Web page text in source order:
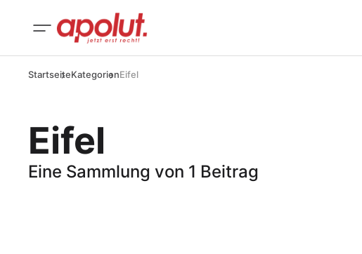
StartseiteKategorienEifel
Eifel
Eine Sammlung von 1 Beitrag